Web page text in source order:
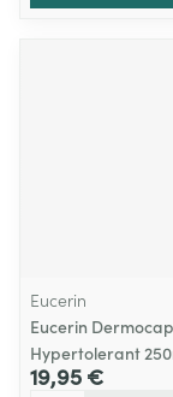
Eucerin
Eucerin
Hypertolerant
19,95 €